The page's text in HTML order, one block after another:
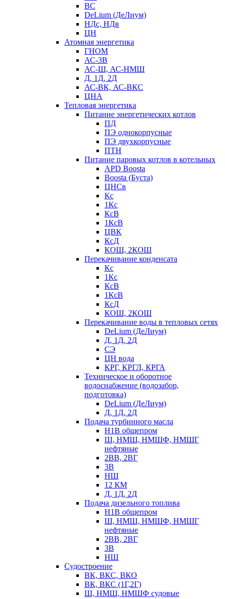
ВС
DeLium (ДеЛиум)
НДс, НДв
ЦН
Атомная энергетика
ГНОМ
АС-3В
АС-Ш, АС-НМШ
Д, 1Д, 2Д
АС-ВК, АС-ВКС
ЦНА
Тепловая энергетика
Питание энергетических котлов
ПД
ПЭ однокорпусные
ПЭ двухкорпусные
ПТН
Питание паровых котлов в котельных
APD Boosta
Boosta (Буста)
ЦНСв
Кс
1Кс
КсВ
1КсВ
ЦВК
КсД
КОШ, 2КОШ
Перекачивание конденсата
Кс
1Кс
КсВ
1КсВ
КсД
КОШ, 2КОШ
Перекачивание воды в тепловых сетях
DeLium (ДеЛиум)
Д, 1Д, 2Д
СЭ
ЦН вода
КРГ, КРГЛ, КРГА
Техническое и оборотное
водоснабжение (водозабор,
подготовка)
DeLium (ДеЛиум)
Д, 1Д, 2Д
Подача турбинного масла
Н1В общепром
Ш, НМШ, НМШФ, НМШГ
нефтяные
2ВВ, 2ВГ
3В
НШ
12 КМ
Д, 1Д, 2Д
Подача дизельного топлива
Н1В общепром
Ш, НМШ, НМШФ, НМШГ
нефтяные
2ВВ, 2ВГ
3В
НШ
Судостроение
ВК, ВКС, ВКО
ВК, ВКС (1Г,2Г)
Ш, НМШ, НМШФ судовые